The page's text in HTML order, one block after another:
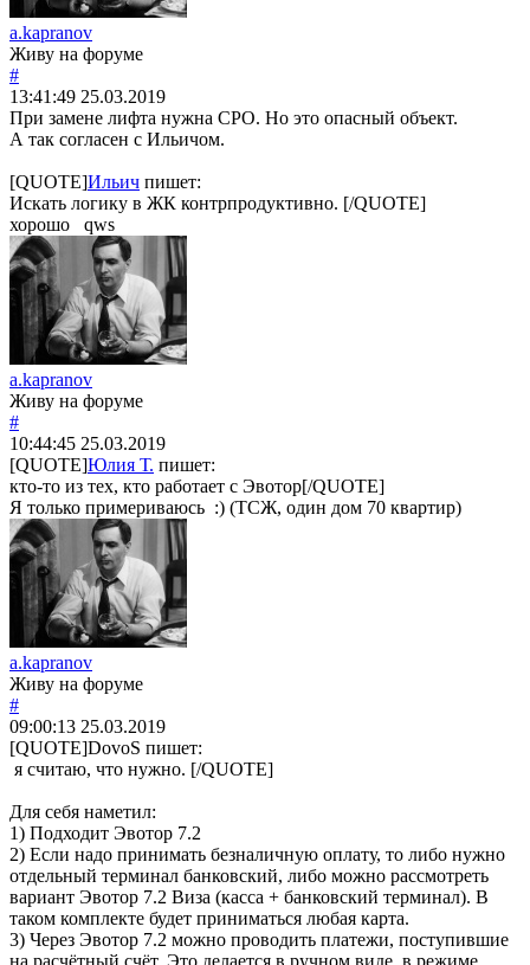
a.kapranov
Живу на форуме
#
13:41:49 25.03.2019
При замене лифта нужна СРО. Но это опасный объект.
А так согласен с Ильичом.
[QUOTE]Ильич пишет:
Искать логику в ЖК контрпродуктивно. [/QUOTE]
хорошо qws
a.kapranov
Живу на форуме
#
10:44:45 25.03.2019
[QUOTE]Юлия Т. пишет:
кто-то из тех, кто работает с Эвотор[/QUOTE]
Я только примериваюсь :) (ТСЖ, один дом 70 квартир)
a.kapranov
Живу на форуме
#
09:00:13 25.03.2019
[QUOTE]DovoS пишет:
я считаю, что нужно. [/QUOTE]
Для себя наметил:
1) Подходит Эвотор 7.2
2) Если надо принимать безналичную оплату, то либо нужно
отдельный терминал банковский, либо можно рассмотреть
вариант Эвотор 7.2 Виза (касса + банковский терминал). В
таком комплекте будет приниматься любая карта.
3) Через Эвотор 7.2 можно проводить платежи, поступившие
на расчётный счёт. Это делается в ручном виде, в режиме